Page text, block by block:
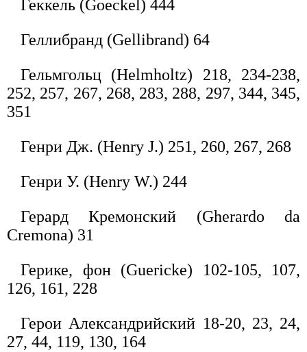
Геккель (Goeckel) 444
Геллибранд (Gellibrand) 64
Гельмгольц (Helmholtz) 218, 234-238,
252, 257, 267, 268, 283, 288, 297, 344, 345,
351
Генри Дж. (Henry J.) 251, 260, 267, 268
Генри У. (Henry W.) 244
Герард Кремонский (Gherardo da
Cremona) 31
Герике, фон (Guericke) 102-105, 107,
126, 161, 228
Герои Александрийский 18-20, 23, 24,
27, 44, 119, 130, 164